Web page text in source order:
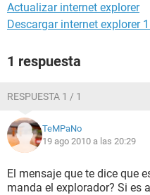
Actualizar internet explorer
Descargar internet explorer
1 respuesta
RESPUESTA 1 / 1
TeMPaNo
19 ago 2010 a las 20:29
El mensaje que te dice que
manda el explorador? Si es